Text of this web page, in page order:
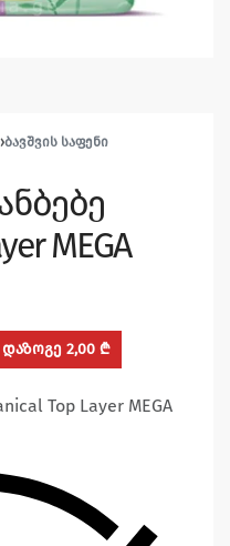
›ᲑᲐᲕᲨᲕᲘᲡ ᲡᲐᲤᲔᲜᲘ
MEGA
დაზოგე 2,00 ₾
Top Layer MEGA